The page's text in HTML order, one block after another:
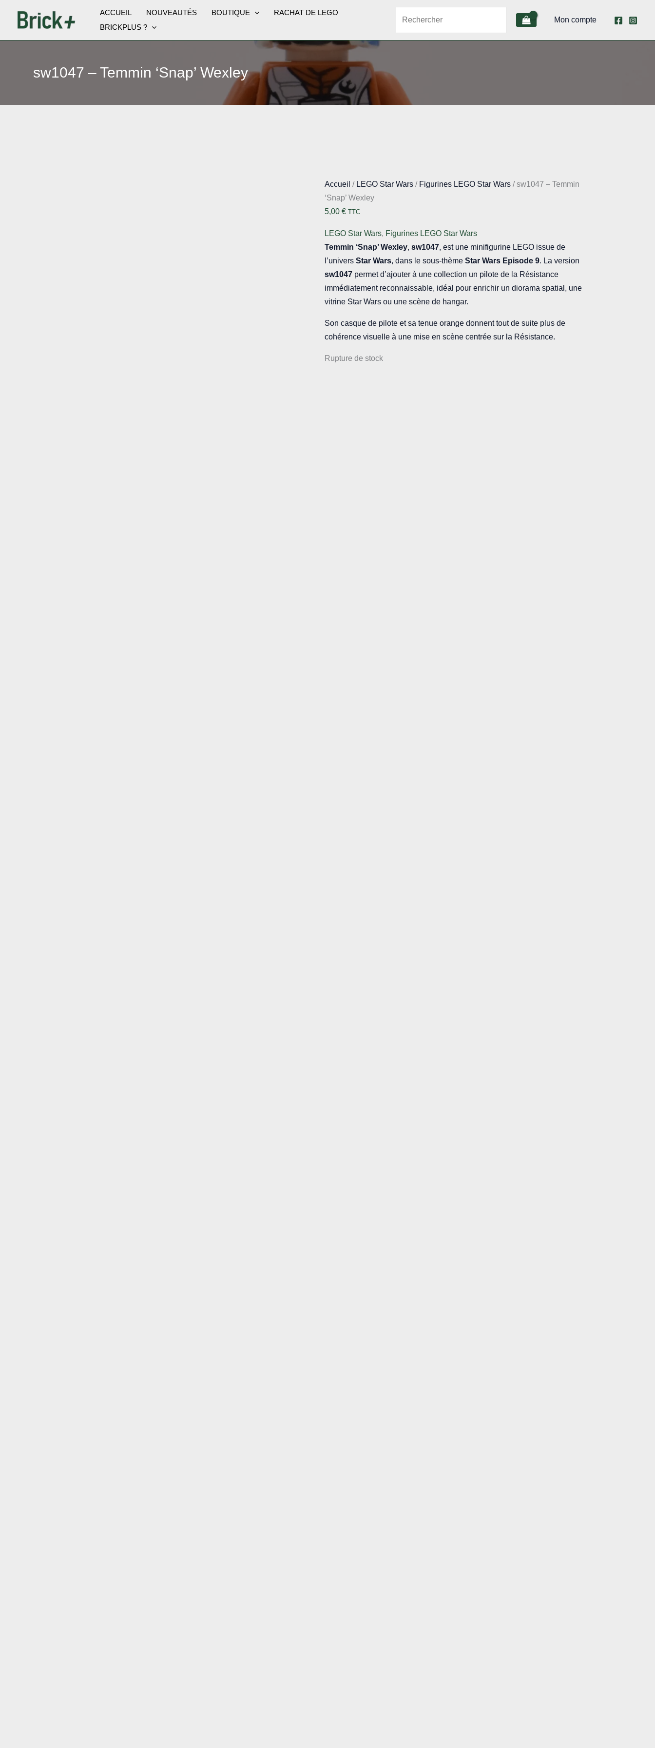
ACCUEIL NOUVEAUTÉS BOUTIQUE
RACHAT DE LEGO
BRICKPLUS ?
Mon compte
sw1047 – Temmin ‘Snap’ Wexley
Accueil / LEGO Star Wars / Figurines LEGO Star Wars / sw1047 – Temmin
‘Snap’ Wexley
5,00€ TTC
LEGO Star Wars, Figurines LEGO Star Wars
Temmin ‘Snap’ Wexley,sw1047, est une minifigurine LEGO issue de
l’universStar Wars, dans le sous-thèmeStar Wars Episode 9. La version
sw1047 permet d’ajouter à une collection un pilote de la Résistance
immédiatement reconnaissable, idéal pour enrichir un diorama spatial, une
vitrine Star Wars ou une scène de hangar.
Son casque de pilote et sa tenue orange donnent tout de suite plus de
cohérence visuelle à une mise en scène centrée sur la Résistance.
Rupture de stock